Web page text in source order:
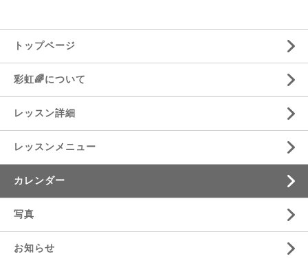
トップページ
彩虹🌈について
レッスン詳細
レッスンメニュー
カレンダー
写真
お知らせ